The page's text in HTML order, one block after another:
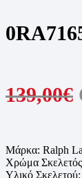
139,00€
Μάρκα: Ralph
Χρώμα
Υλικό Σκελετού: